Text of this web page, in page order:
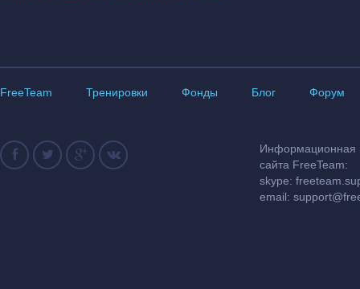
FreeTeam Тренировки Фонды Блог Форум
Информационная
сайта FreeTeam:
skype:
email: